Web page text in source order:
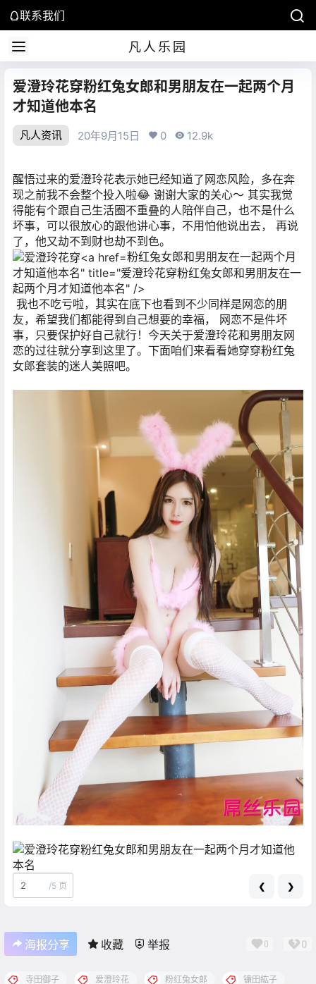
联系我们
凡人乐园
爱澄玲花穿粉红兔女郎和男朋友在一起两个月
才知道他本名
凡人资讯 20年9月15日 0 12.9k
醒悟过来的爱澄玲花表示她已经知道了网恋风险，多在奔
现之前我不会整个投入啦😂 谢谢大家的关心～ 其实我觉
得能有个跟自己生活圈不重叠的人陪伴自己，也不是什么
坏事，可以很放心的跟他讲心事，不用怕他说出去， 再说
了，他又劫不到财也劫不到色。
粉红兔女郎和男朋友在一起两个月
才知道他本名" title="爱澄玲花穿粉红兔女郎和男朋友在一
起两个月才知道他本名" />
我也不吃亏啦，其实在底下也看到不少同样是网恋的朋
友，希望我们都能得到自己想要的幸福， 网恋不是件坏
事，只要保护好自己就行！今天关于爱澄玲花和男朋友网
恋的过往就分享到这里了。下面咱们来看看她穿穿粉红兔
女郎套装的迷人美照吧。
/5 页 ❮ ❯
海报分享 收藏 举报 0 0
寺田御子 爱澄玲花 粉红兔女郎 镰田紘子